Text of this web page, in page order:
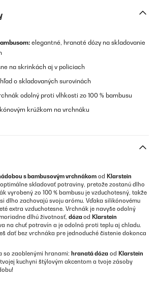
elegantné, hranaté dózy na skladovanie
na skrinkách aj v policiach
o skladovaných surovinách
odolný proti vlhkosti zo 100 % bambusu
krúžkom na vrchnáku
s bambusovým vrchnákom od Klarstein
skladovať potraviny, pretože zostanú dlho
vyrobený zo 100 % bambusu je vzduchotesný, takže
dlho zachovajú svoju arómu. Vďaka silikónovému
extra vzduchotesne. Vrchnák je navyše odolný
dlhú životnosť, dózaod Klarstein
na chuť potravín a je odolná proti teplu aj chladu.
dať bez vrchnáka pre jednoduché čistenie dokonca
so zaoblenými hranami: hranatá dóza od Klarstein
kuchyni štýlovým akcentom a tvoje zásoby